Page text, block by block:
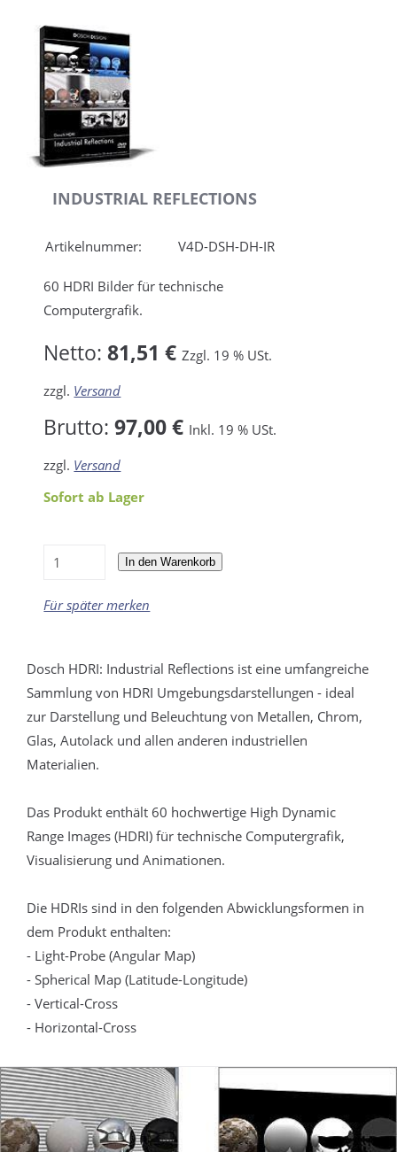
INDUSTRIAL REFLECTIONS
Artikelnummer: V4D-DSH-DH-IR
60 HDRI Bilder für technische
Computergrafik.
Netto:81,51 € Zzgl. 19 % USt.
zzgl. Versand
Brutto:97,00 € Inkl. 19 % USt.
zzgl. Versand
Sofort ab Lager
In den Warenkorb
Für später merken
Dosch HDRI: Industrial Reflections ist eine umfangreiche
Sammlung von HDRI Umgebungsdarstellungen - ideal
zur Darstellung und Beleuchtung von Metallen, Chrom,
Glas, Autolack und allen anderen industriellen
Materialien.
Das Produkt enthält 60 hochwertige High Dynamic
Range Images (HDRI) für technische Computergrafik,
Visualisierung und Animationen.
Die HDRIs sind in den folgenden Abwicklungsformen in
dem Produkt enthalten:
- Light-Probe (Angular Map)
- Spherical Map (Latitude-Longitude)
- Vertical-Cross
- Horizontal-Cross